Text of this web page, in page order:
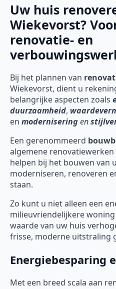
Uw huis
Wiekevorst?
renovatie- en
Bij het plannen van
Wiekevorst, dient u
belangrijke aspecten zoals
duurzaamheid,
en moderniseringen
Een gerenommeerd
algemene
helpen bij het bouwen van
moderniseren, renoveren
staan.
Zo kunt u niet alleen een
milieuvriendelijkere
waarde van uw huis
frisse, moderne uitstraling
Energiebesparing
Met een breed scala aan